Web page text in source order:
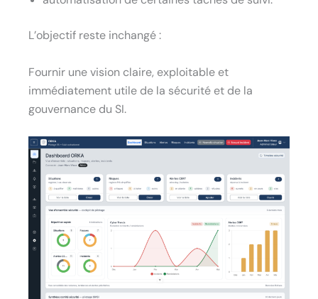
L’objectif reste inchangé :
Fournir une vision claire, exploitable et
immédiatement utile de la sécurité et de la
gouvernance du SI.